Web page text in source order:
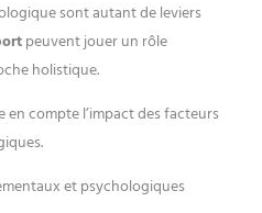
sont autant de leviers
peuvent jouer un rôle
holistique.
compte l’impact des facteurs
et psychologiques